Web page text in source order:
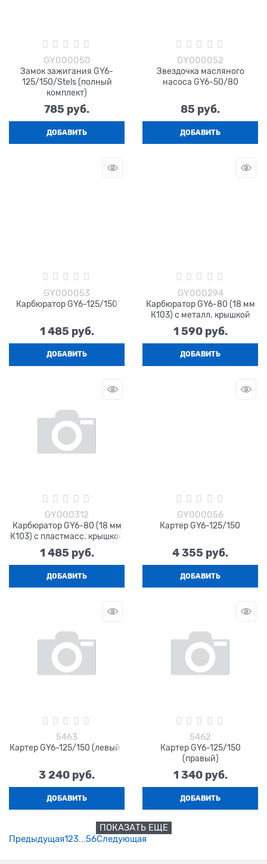
GY000050
Замок зажигания GY6-
125/150/Stels (полный
комплект)
785 руб.
ДОБАВИТЬ
GY000052
Звездочка масляного
насоса GY6-50/80
85 руб.
ДОБАВИТЬ
GY000053
Карбюратор GY6-125/150
1 485 руб.
ДОБАВИТЬ
GY000294
Карбюратор GY6-80 (18 мм
К103) с металл. крышкой
1 590 руб.
ДОБАВИТЬ
GY000312
Карбюратор GY6-80 (18 мм
К103) с пластмасс. крышкой
1 485 руб.
ДОБАВИТЬ
GY000056
Картер GY6-125/150
4 355 руб.
ДОБАВИТЬ
5463
Картер GY6-125/150 (левый)
3 240 руб.
ДОБАВИТЬ
5462
Картер GY6-125/150
(правый)
1 340 руб.
ДОБАВИТЬ
ПОКАЗАТЬ ЕЩЕ
Предыдущая123 56Следующая